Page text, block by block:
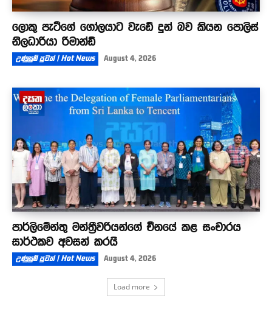
ලොකු පැටීගේ ගෝලයාට වැඩේ දුන් බව කියන පොලිස්
නිලධාරියා රිමාන්ඩ්
උණුසුම් පුවත් | Hot News August 4, 2026
පාර්ලිමේන්තු මන්ත්‍රීවරියන්ගේ චීනයේ කළ සංචාරය
සාර්ථකව අවසන් කරයි
උණුසුම් පුවත් | Hot News August 4, 2026
Load more